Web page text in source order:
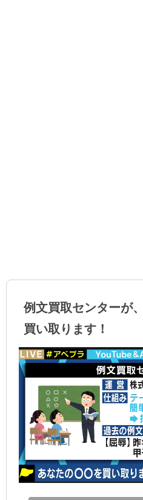
例文買取センターが
買い取ります！